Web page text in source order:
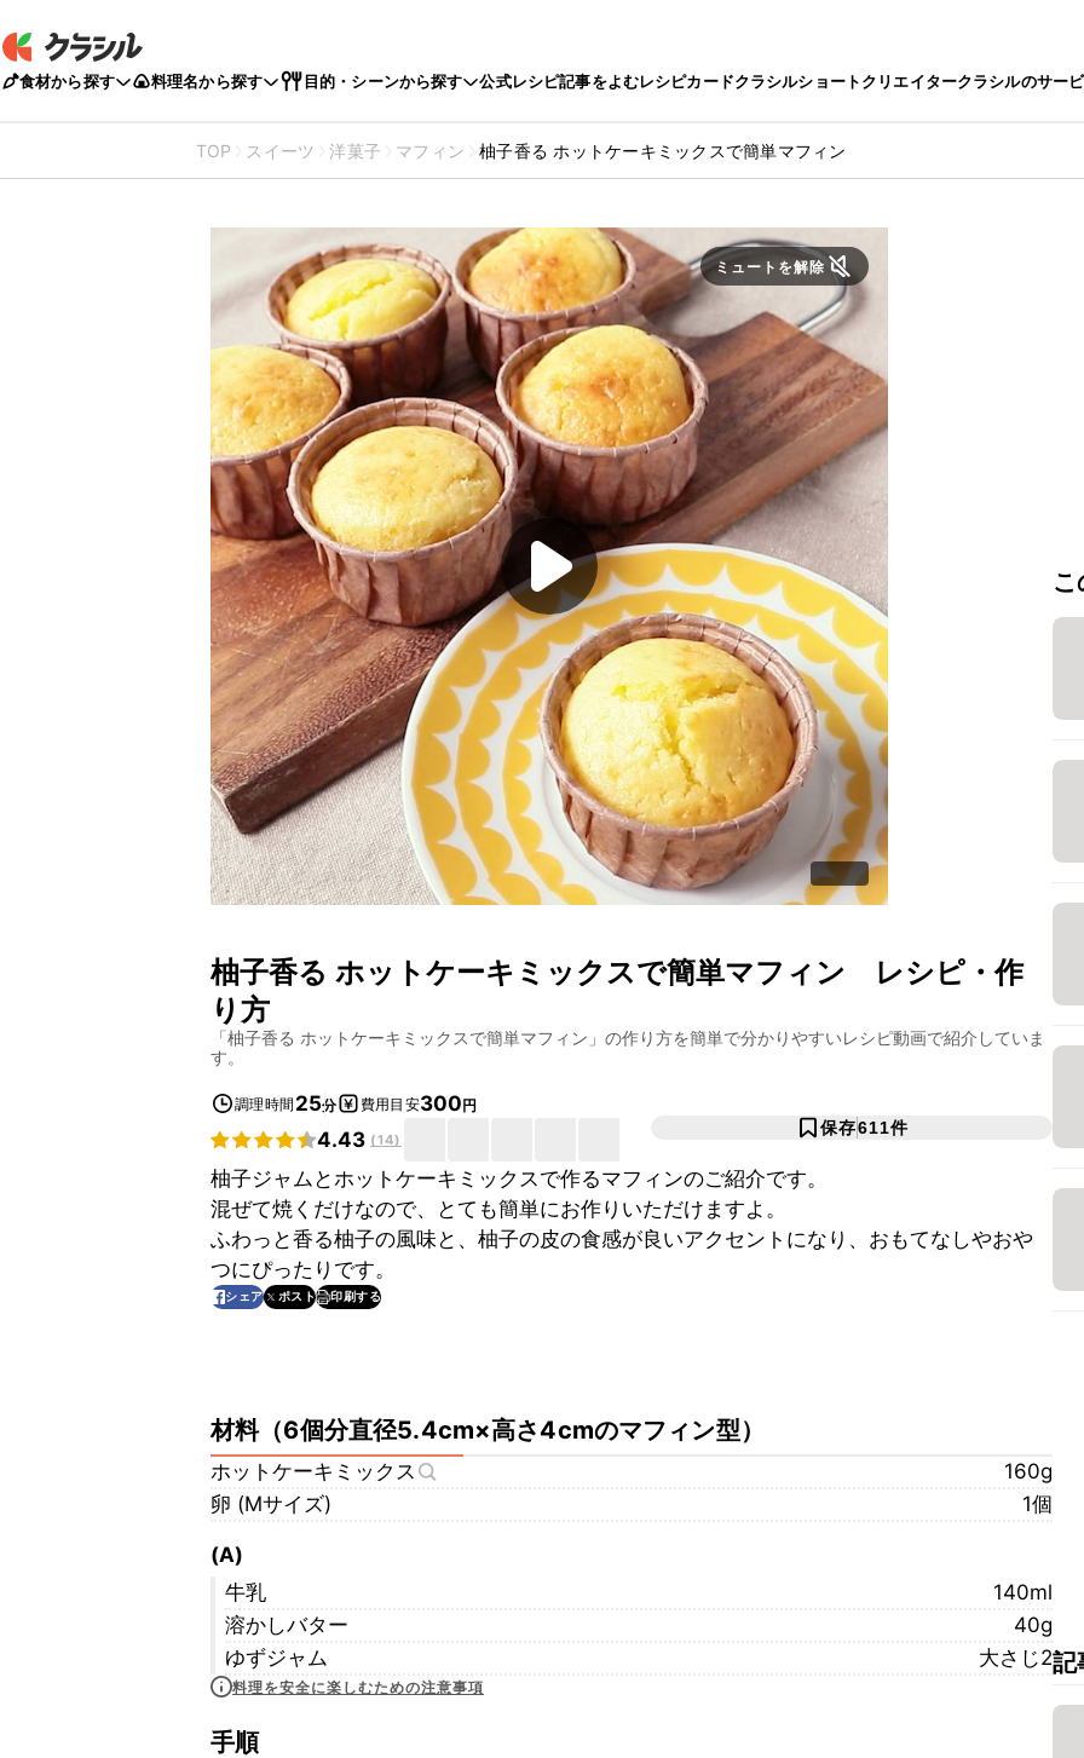
食材から探す 料理名から探す 目的・シーンから探す 公式レシピ記事をよむレシピカードクラシルショートクリエイタークラシルのサー
TOP スイーツ 洋菓子 マフィン 柚子香る ホットケーキミックスで簡単マフィン
ミュートを解除
柚子香る ホットケーキミックスで簡単マフィン レシピ・作
り方
「柚子香る ホットケーキミックスで簡単マフィン 」の作り方を簡単で分かりやすいレシピ動画で紹介していま
す。
調理時間 25分 費用目安300円
4.43 (14)
保存611件
柚子ジャムとホットケーキミックスで作るマフィンのご紹介です。
混ぜて焼くだけなので、とても簡単にお作りいただけますよ。
ふわっと香る柚子の風味と、柚子の皮の食感が良いアクセントになり、おもてなしやおや
つにぴったりです。
シェア ポスト 印刷する
材料（6個分直径5.4cm×高さ4cmのマフィン型）
ホットケーキミックス
160g
卵 (Mサイズ)
1個
(A)
牛乳
140ml
溶かしバター
40g
ゆずジャム
大さじ2
料理を安全に楽しむための注意事項
手順
記